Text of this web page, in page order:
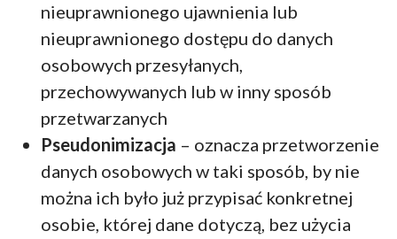
nieuprawnionego ujawnienia lub
nieuprawnionego dostępu do danych
osobowych przesyłanych,
przechowywanych lub w inny sposób
przetwarzanych
Pseudonimizacja – oznacza przetworzenie
danych osobowych w taki sposób, by nie
można ich było już przypisać konkretnej
osobie, której dane dotyczą, bez użycia